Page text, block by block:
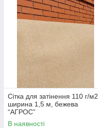
Сітка для затінення 110 г/м2
ширина 1,5 м, бежева
“AГРОС”
В наявності